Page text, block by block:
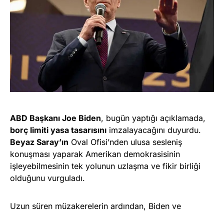
ABD Başkanı Joe Biden, bugün yaptığı açıklamada,
borç limiti yasa tasarısını imzalayacağını duyurdu.
Beyaz Saray’ın Oval Ofisi’nden ulusa sesleniş
konuşması yaparak Amerikan demokrasisinin
işleyebilmesinin tek yolunun uzlaşma ve fikir birliği
olduğunu vurguladı.
Uzun süren müzakerelerin ardından, Biden ve